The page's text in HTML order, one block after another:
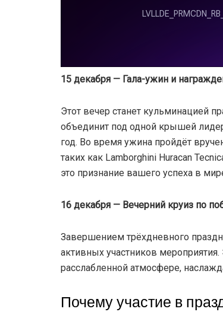
15 декабря — Гала-ужин и
Этот вечер станет кульминацией
объединит под одной крышей
год. Во время ужина пройдёт
таких как Lamborghini Huracan
это признание вашего успеха в
16 декабря — Вечерний круиз по
Завершением трёхдневного
активных участников
расслабленной атмосфере,
Почему участие в